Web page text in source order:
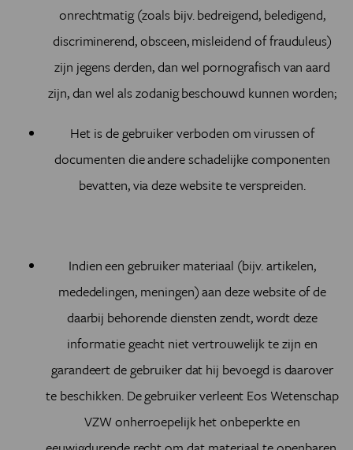
onrechtmatig (zoals bijv. bedreigend, beledigend,
discriminerend, obsceen, misleidend of frauduleus)
zijn jegens derden, dan wel pornografisch van aard
zijn, dan wel als zodanig beschouwd kunnen worden;
Het is de gebruiker verboden om virussen of
documenten die andere schadelijke componenten
bevatten, via deze website te verspreiden.
Indien een gebruiker materiaal (bijv. artikelen,
mededelingen, meningen) aan deze website of de
daarbij behorende diensten zendt, wordt deze
informatie geacht niet vertrouwelijk te zijn en
garandeert de gebruiker dat hij bevoegd is daarover
te beschikken. De gebruiker verleent Eos Wetenschap
VZW onherroepelijk het onbeperkte en